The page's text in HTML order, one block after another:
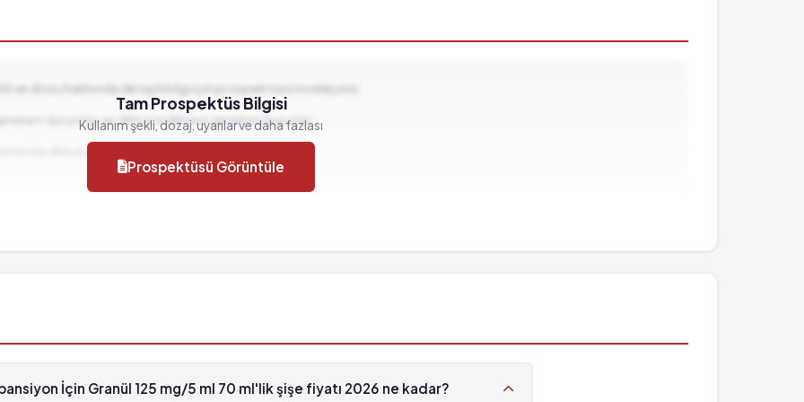
sıklığı tahmin edilemiyor
hastanın birinden fazla görülebilir (%1 - %10)
ve dozu hakkında detaylı bilgi için prospektüsü inceleyiniz.
gereken durumlar ve dikkat edilmesi gereken hususlar...
dikkat edilmesi gereken durumlar...
Tam Prospektüs Bilgisi
Kullanım şekli, dozaj, uyarılar ve daha fazlası
Prospektüsü Görüntüle
İçin Granül 125 mg/5 ml 70 ml'lik şişe fiyatı 2026 ne kadar?